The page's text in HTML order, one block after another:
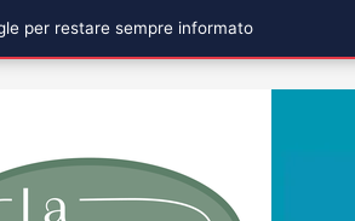
per restare sempre informato